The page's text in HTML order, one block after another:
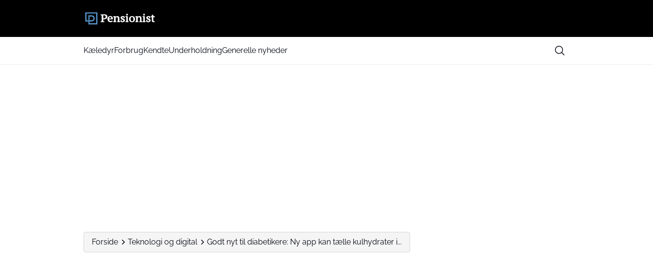
KæledyrForbrugKendteUnderholdningGenerelle nyheder
Forside Teknologi og digital Godt nyt til diabetikere: Ny app kan tælle kulhydrater i...